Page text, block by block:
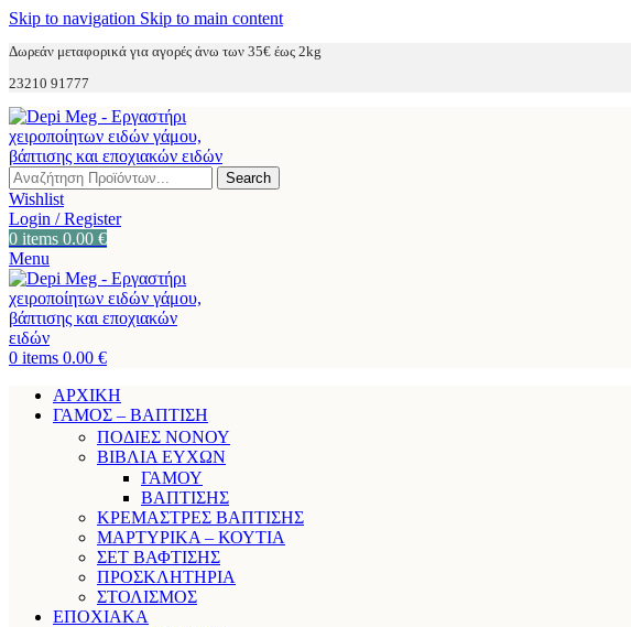
Skip to navigation Skip to main content
Δωρεάν μεταφορικά για αγορές άνω των 35€ έως 2kg
23210 91777
Search
Wishlist
Login / Register
0 items 0.00 €
Menu
0 items 0.00 €
ΑΡΧΙΚΗ
ΓΑΜΟΣ – ΒΑΠΤΙΣΗ
ΠΟΔΙΕΣ ΝΟΝΟΥ
ΒΙΒΛΙΑ ΕΥΧΩΝ
ΓΑΜΟΥ
ΒΑΠΤΙΣΗΣ
ΚΡΕΜΑΣΤΡΕΣ ΒΑΠΤΙΣΗΣ
ΜΑΡΤΥΡΙΚΑ – ΚΟΥΤΙΑ
ΣΕΤ ΒΑΦΤΙΣΗΣ
ΠΡΟΣΚΛΗΤΗΡΙΑ
ΣΤΟΛΙΣΜΟΣ
ΕΠΟΧΙΑΚΑ